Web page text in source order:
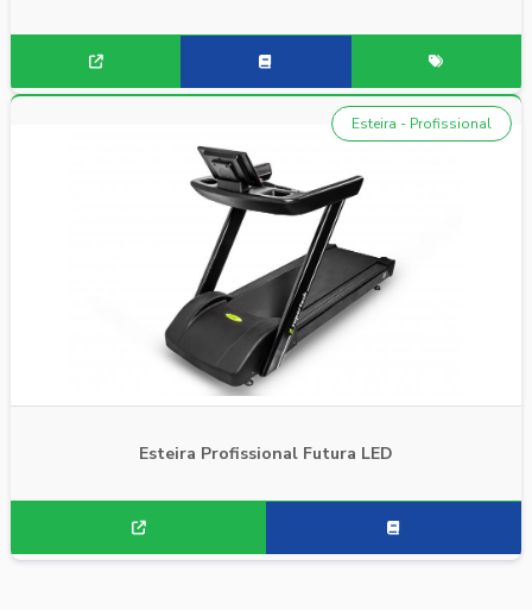
Esteira Profissional Futura LED
Esteira - Profissional